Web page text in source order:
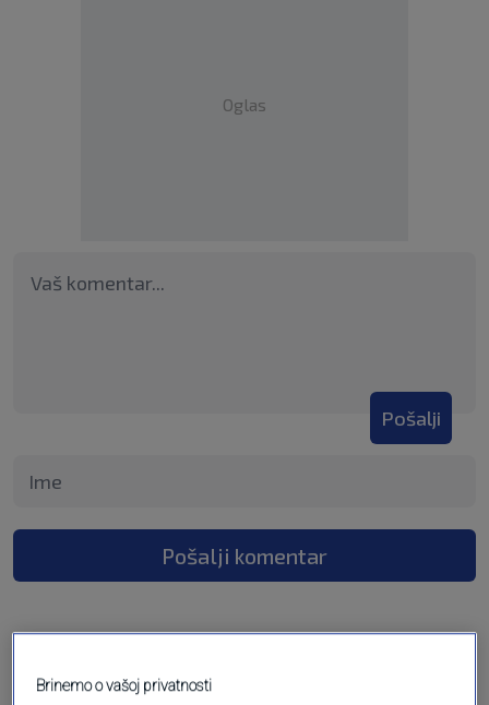
Oglas
Pošalji
Pošalji komentar
Brinemo o vašoj privatnosti